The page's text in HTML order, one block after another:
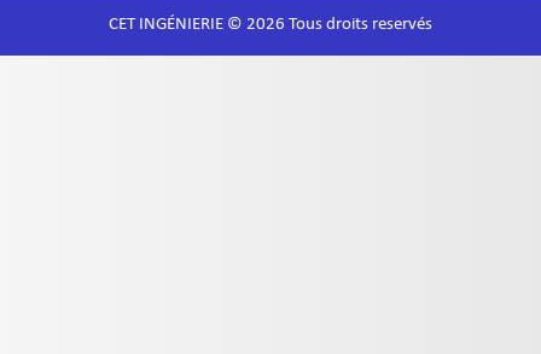
CET INGÉNIERIE © 2026 Tous droits reservés